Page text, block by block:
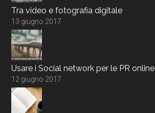
Tra video e fotografia digitale
13 giugno 2017
Usare i Social network per le PR online
12 giugno 2017